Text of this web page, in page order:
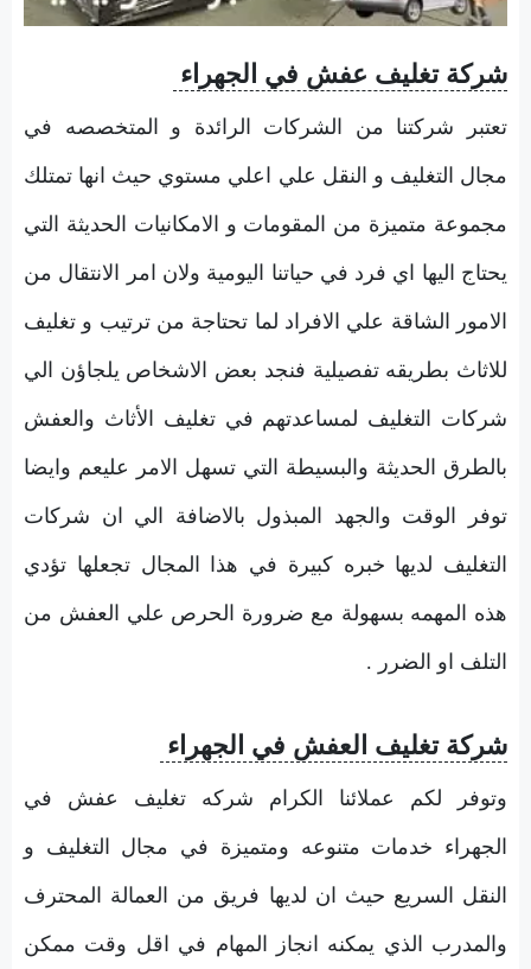
شركة تغليف عفش في الجهراء
تعتبر شركتنا من الشركات الرائدة و المتخصصه في
مجال التغليف و النقل علي اعلي مستوي حيث انها تمتلك
مجموعة متميزة من المقومات و الامكانيات الحديثة التي
يحتاج اليها اي فرد في حياتنا اليومية ولان امر الانتقال من
الامور الشاقة علي الافراد لما تحتاجة من ترتيب و تغليف
للاثاث بطريقه تفصيلية فنجد بعض الاشخاص يلجاؤن الي
شركات التغليف لمساعدتهم في تغليف الأثاث والعفش
بالطرق الحديثة والبسيطة التي تسهل الامر عليعم وايضا
توفر الوقت والجهد المبذول بالاضافة الي ان شركات
التغليف لديها خبره كبيرة في هذا المجال تجعلها تؤدي
هذه المهمه بسهولة مع ضرورة الحرص علي العفش من
التلف او الضرر .
شركة تغليف العفش في الجهراء
وتوفر لكم عملائنا الكرام شركه تغليف عفش في
الجهراء خدمات متنوعه ومتميزة في مجال التغليف و
النقل السريع حيث ان لديها فريق من العمالة المحترف
والمدرب الذي يمكنه انجاز المهام في اقل وقت ممكن